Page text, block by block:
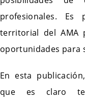
profesionales.
territorial del AMA
oportunidades para
En esta
que es claro